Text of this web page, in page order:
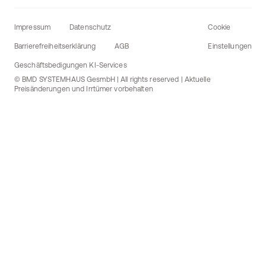
Impressum Datenschutz
Barrierefreiheitserklärung AGB
Geschäftsbedigungen KI-Services
Cookie
Einstellungen
© BMD SYSTEMHAUS GesmbH | All rights reserved | Aktuelle
Preisänderungen und Irrtümer vorbehalten